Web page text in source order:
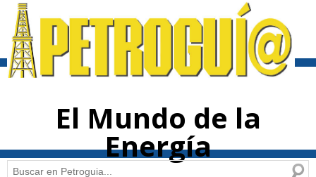
contenido
El Mundo de la
Energía
Buscar